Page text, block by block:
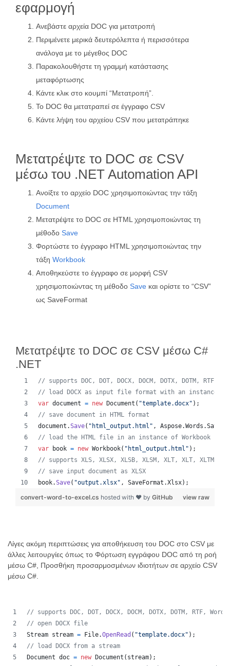
εφαρμογή
Ανεβάστε αρχεία DOC για μετατροπή
Περιμένετε μερικά δευτερόλεπτα ή περισσότερα
ανάλογα με το μέγεθος DOC
Παρακολουθήστε τη γραμμή κατάστασης
μεταφόρτωσης
Κάντε κλικ στο κουμπί “Μετατροπή”.
Το DOC θα μετατραπεί σε έγγραφο CSV
Κάντε λήψη του αρχείου CSV που μετατράπηκε
Μετατρέψτε το DOC σε CSV
μέσω του .NET Automation API
Ανοίξτε το αρχείο DOC χρησιμοποιώντας την τάξη
Document
Μετατρέψτε το DOC σε HTML χρησιμοποιώντας τη
μέθοδο Save
Φορτώστε το έγγραφο HTML χρησιμοποιώντας την
τάξη Workbook
Αποθηκεύστε το έγγραφο σε μορφή CSV
χρησιμοποιώντας τη μέθοδο Save και ορίστε το “CSV”
ως SaveFormat
Μετατρέψτε το DOC σε CSV μέσω C#
.NET
// supports DOC, DOT, DOCX, DOCM, DOTX, DOTM, RTF,
// load DOCX as input file format with an instance of
var document = new Document ( "template.docx" ) ;
// save document in HTML format
document .Save( "html_output.html" , Aspose.Words .
// load the HTML file in an instance of Workbook
var
book = new Workbook( "html_output.html" ) ;
// supports XLS, XLSX, XLSB, XLSM, XLT, XLT, XLTM,
// save input document as XLSX
book.Save( "output.xlsx" , SaveFormat .Xlsx) ;
view raw
convert-word-to-excel.cs hosted with ❤ by GitHub
Λίγες ακόμη περιπτώσεις για αποθήκευση του DOC στο CSV με
άλλες λειτουργίες όπως το Φόρτωση εγγράφου DOC από τη ροή
μέσω C#, Προσθήκη προσαρμοσμένων ιδιοτήτων σε αρχείο CSV
μέσω C#.
// supports DOC, DOT, DOCX, DOCM, DOTX, DOTM, RTF,
// open DOCX file
Stream stream = File.OpenRead ( "template.docx" ) ;
// load DOCX from a stream
Document doc = new Document ( stream) ;